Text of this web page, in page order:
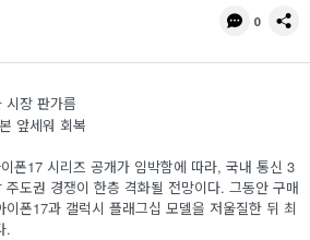
댓
수
0
공
시장 판가름
앞세워 회복
폰17 시리즈 공개가 임박함에 따라, 국내 통신 3
도권 경쟁이 한층 격화될 전망이다. 그동안 구매
폰17과 갤럭시 플래그십 모델을 저울질한 뒤 최
.